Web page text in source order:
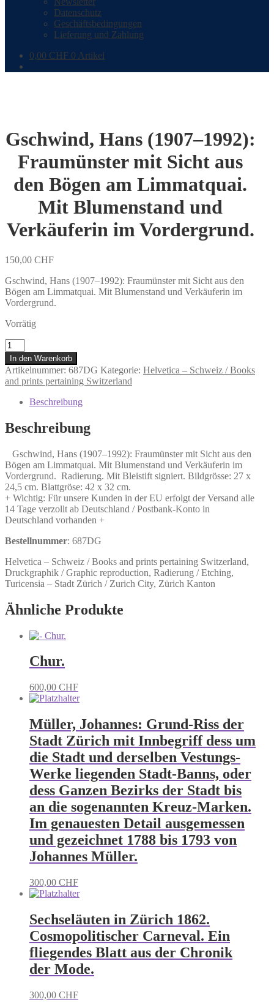
Datenschutz
Geschäftsbedingungen
Lieferung und Zahlung
0,00 CHF 0 Artikel
Gschwind, Hans (1907–1992):
Fraumünster mit Sicht aus
den Bögen am Limmatquai.
Mit Blumenstand und
Verkäuferin im Vordergrund.
150,00 CHF
Gschwind, Hans (1907–1992): Fraumünster mit Sicht aus den
Bögen am Limmatquai. Mit Blumenstand und Verkäuferin im
Vordergrund.
Vorrätig
Gschwind,
Hans
(1907–
1992):
Fraumünster
aus
den
am
Limmatquai.
Mit
Blumenstand
und
Verkäuferin
im
Menge
In den Warenkorb
Artikelnummer: 687DG Kategorie: Helvetica – Schweiz / Books
and prints pertaining Switzerland
Beschreibung
Beschreibung
Gschwind, Hans (1907–1992): Fraumünster mit Sicht aus den
Bögen am Limmatquai. Mit Blumenstand und Verkäuferin im
Vordergrund. Radierung. Mit Bleistift signiert. Bildgrösse: 27 x
24,5 cm. Blattgröse: 42 x 32 cm.
+ Wichtig: Für unsere Kunden in der EU erfolgt der Versand alle
14 Tage verzollt ab Deutschland / Postbank-Konto in
Deutschland vorhanden +
Bestellnummer: 687DG
Helvetica – Schweiz / Books and prints pertaining Switzerland,
Druckgraphik / Graphic reproduction, Radierung / Etching,
Turicensia – Stadt Zürich / Zurich City, Zürich Kanton
Ähnliche Produkte
Chur.
600,00 CHF
Müller, Johannes: Grund-Riss der
Stadt Zürich mit Innbegriff dess um
die Stadt und derselben Vestungs-
Werke liegenden Stadt-Banns, oder
dess Ganzen Bezirks der Stadt bis
an die sogenannten Kreuz-Marken.
Im genauesten Detail ausgemessen
und gezeichnet 1788 bis 1793 von
Johannes Müller.
300,00 CHF
Sechseläuten in Zürich 1862.
Cosmopolitischer Carneval. Ein
fliegendes Blatt aus der Chronik
der Mode.
300,00 CHF